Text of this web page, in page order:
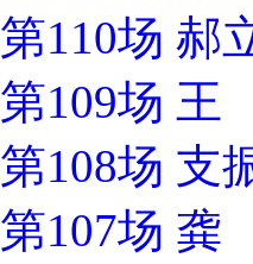
第110场 郝
第109场
第108场 支
第107场